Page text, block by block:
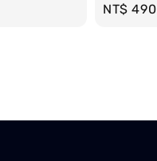
Regular
NT$ 490